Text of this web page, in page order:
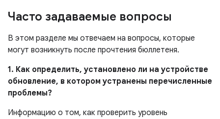
Часто задаваемые вопросы
В этом разделе мы отвечаем на вопросы, которые
могут возникнуть после прочтения бюллетеня.
1. Как определить, установлено ли на устройстве
обновление, в котором устранены перечисленные
проблемы?
Информацию о том, как проверить уровень